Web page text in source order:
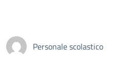
Personale scolastico